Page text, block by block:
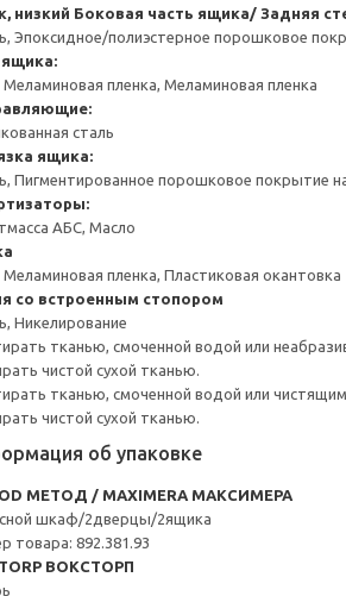
низкий Боковая часть ящика/ Задняя
Эпоксидное/полиэстерное порошковое
пленка, Меламиновая пленка
сталь
ящика:
Пигментированное порошковое покрытие
АБС, Масло
пленка, Пластиковая окантовка
со встроенным стопором
Никелирование
тканью, смоченной водой или
чистой сухой тканью.
тканью, смоченной водой или
чистой сухой тканью.
об упаковке
МЕТОД / MAXIMERA МАКСИМЕРА
шкаф/2дверцы/2ящика
товара: 892.381.93
ВОКСТОРП